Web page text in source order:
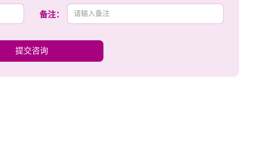
程的优势。特别注意要捕捉孩子投入的神情和开心的笑容，这
体现教学成果。
介绍链接，提供限时体验机会。对留言咨询的用户要及时回
家长可以持续关注。最重要的是保持内容质量，让家长通过视
备注：
提交咨询